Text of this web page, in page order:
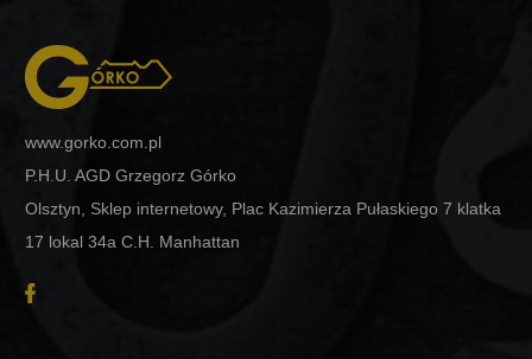
www.gorko.com.pl
P.H.U. AGD Grzegorz Górko
Olsztyn, Sklep internetowy, Plac Kazimierza Pułaskiego 7 klatka
17 lokal 34a C.H. Manhattan